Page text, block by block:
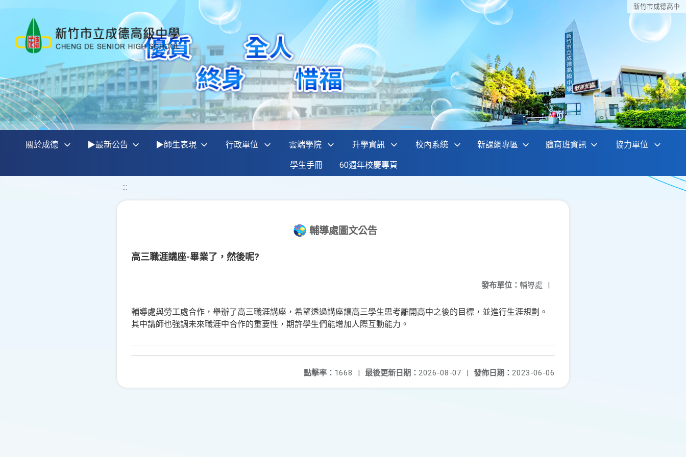
新竹巿成德高中
關於成德 ▶最新公告 ▶師生表現 行政單位 雲端學院 升學資訊 校內系統 新課綱專區 體育班資訊 協力單位
學生手冊 60週年校慶專頁
:::
輔導處圖文公告
高三職涯講座-畢業了，然後呢?
發布單位： 輔導處 |
輔導處與勞工處合作，舉辦了高三職涯講座，希望透過講座讓高三學生思考離開高中之後的目標，並進行生涯規劃。
其中講師也強調未來職涯中合作的重要性，期許學生們能增加人際互動能力。
發佈日期： 2023-06-06
最後更新日期： 2026-08-07 |
點擊率： 1668 |